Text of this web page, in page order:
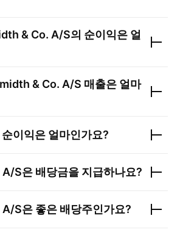
& Co. A/S의 순이익은 얼
& Co. A/S 매출은 얼마
순이익은 얼마인가요?
A/S은 배당금을 지급하나요?
A/S은 좋은 배당주인가요?